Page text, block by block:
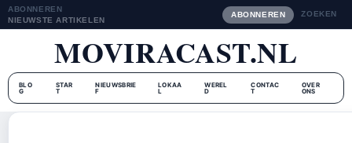
ABONNEREN
NIEUWSTE ARTIKELEN
ABONNEREN ZOEKEN
MOVIRACAST.NL
BLO
G
STAR
T
NIEUWSBRIE
F
LOKAA
L
WEREL
D
CONTAC
T
OVER
ONS